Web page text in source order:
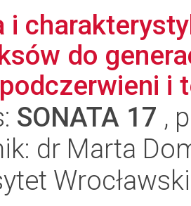
i
do
i
SONATA 17 ,
dr Marta